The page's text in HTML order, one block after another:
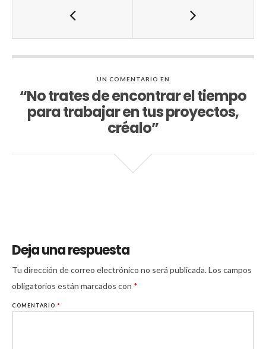
UN COMENTARIO EN
“No trates de encontrar el tiempo
para trabajar en tus proyectos,
créalo”
Deja una respuesta
Tu dirección de correo electrónico no será publicada.Los campos
obligatorios están marcados con *
COMENTARIO *